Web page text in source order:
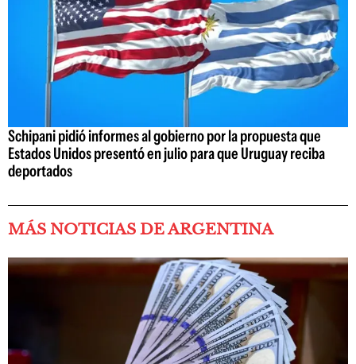
Schipani pidió informes al gobierno por la propuesta que
Estados Unidos presentó en julio para que Uruguay reciba
deportados
MÁS NOTICIAS DE ARGENTINA